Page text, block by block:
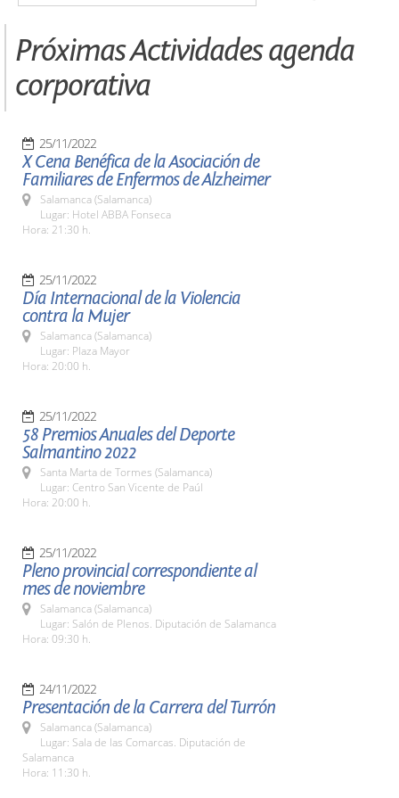
Próximas Actividades agenda
corporativa
25/11/2022
X Cena Benéfica de la Asociación de
Familiares de Enfermos de Alzheimer
Salamanca (Salamanca)
Lugar: Hotel ABBA Fonseca
Hora: 21:30 h.
25/11/2022
Día Internacional de la Violencia
contra la Mujer
Salamanca (Salamanca)
Lugar: Plaza Mayor
Hora: 20:00 h.
25/11/2022
58 Premios Anuales del Deporte
Salmantino 2022
Santa Marta de Tormes (Salamanca)
Lugar: Centro San Vicente de Paúl
Hora: 20:00 h.
25/11/2022
Pleno provincial correspondiente al
mes de noviembre
Salamanca (Salamanca)
Lugar: Salón de Plenos. Diputación de Salamanca
Hora: 09:30 h.
24/11/2022
Presentación de la Carrera del Turrón
Salamanca (Salamanca)
Lugar: Sala de las Comarcas. Diputación de
Salamanca
Hora: 11:30 h.